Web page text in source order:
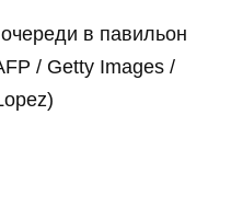
в павильон
/ Getty Images /